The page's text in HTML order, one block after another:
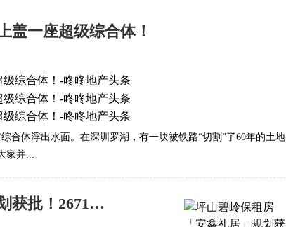
盖一座超级综合体！
合体浮出水面。在深圳罗湖，有一块被铁路“切割”了60年的土地
并...
坪山碧岭保租房「安鑫礼居」规划获批！2671套，主力两房三房